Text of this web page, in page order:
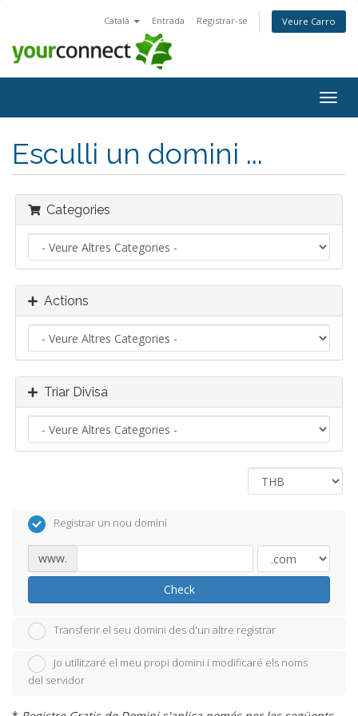
Català Entrada Registrar-se Veure Carro
Esculli un domini ...
Categories
Actions
Triar Divisa
Registrar un nou domini
www.
Check
Transferir el seu domini des d'un altre registrar
Jo utilitzaré el meu propi domini i modificaré els noms
del servidor